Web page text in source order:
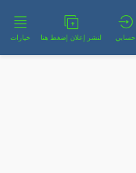
حسابي لنشر إعلان إضغط هنا خيارات